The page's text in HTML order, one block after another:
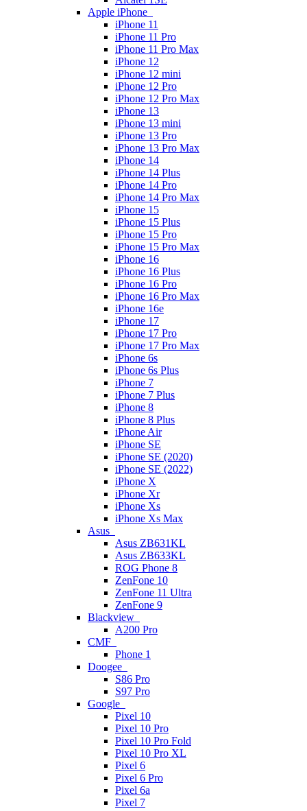
Apple iPhone
iPhone 11
iPhone 11 Pro
iPhone 11 Pro Max
iPhone 12
iPhone 12 mini
iPhone 12 Pro
iPhone 12 Pro Max
iPhone 13
iPhone 13 mini
iPhone 13 Pro
iPhone 13 Pro Max
iPhone 14
iPhone 14 Plus
iPhone 14 Pro
iPhone 14 Pro Max
iPhone 15
iPhone 15 Plus
iPhone 15 Pro
iPhone 15 Pro Max
iPhone 16
iPhone 16 Plus
iPhone 16 Pro
iPhone 16 Pro Max
iPhone 16e
iPhone 17
iPhone 17 Pro
iPhone 17 Pro Max
iPhone 6s
iPhone 6s Plus
iPhone 7
iPhone 7 Plus
iPhone 8
iPhone 8 Plus
iPhone Air
iPhone SE
iPhone SE (2020)
iPhone SE (2022)
iPhone X
iPhone Xr
iPhone Xs
iPhone Xs Max
Asus
Asus ZB631KL
Asus ZB633KL
ROG Phone 8
ZenFone 10
ZenFone 11 Ultra
ZenFone 9
Blackview
A200 Pro
CMF
Phone 1
Doogee
S86 Pro
S97 Pro
Google
Pixel 10
Pixel 10 Pro
Pixel 10 Pro Fold
Pixel 10 Pro XL
Pixel 6
Pixel 6 Pro
Pixel 6a
Pixel 7